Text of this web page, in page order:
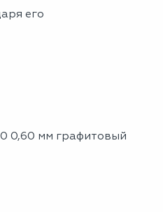
его
0,60 мм графитовый